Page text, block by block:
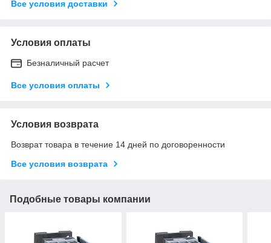
Все условия доставки
Условия оплаты
Безналичный расчет
Все условия оплаты
Условия возврата
Возврат товара в течение 14 дней по договоренности
Все условия возврата
Подобные товары компании